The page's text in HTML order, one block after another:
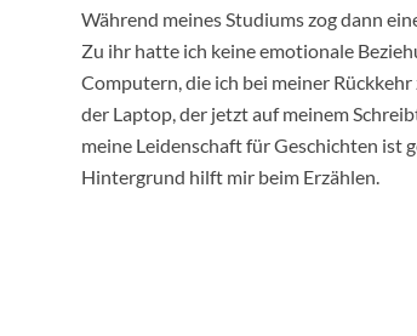
Während meines Studiums zog dann
Zu ihr hatte ich keine emotionale
Computern, die ich bei meiner
der Laptop, der jetzt auf meinem
meine Leidenschaft für Geschichten ist
Hintergrund hilft mir beim Erzählen.